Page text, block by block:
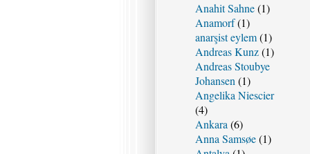
Anahit Sahne(1)
Anamorf(1)
anarşist eylem(1)
Andreas Kunz(1)
Andreas Stoubye
Johansen (1)
Angelika Niescier
(4)
Ankara (6)
Anna Samsøe(1)